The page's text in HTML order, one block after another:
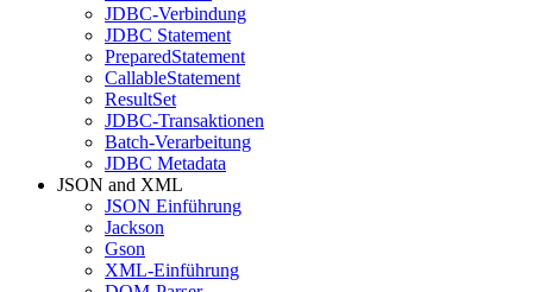
JDBC-Verbindung
JDBC Statement
PreparedStatement
CallableStatement
ResultSet
JDBC-Transaktionen
Batch-Verarbeitung
JDBC Metadata
JSON and XML
JSON Einführung
Jackson
Gson
XML-Einführung